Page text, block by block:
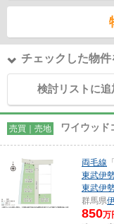
チェックした物
検討リストに追
売買｜売地 ワイウッド
両毛線 「
東武伊
東武伊
群馬県
850万